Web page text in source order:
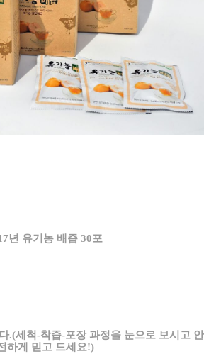
년 유기농 배즙 30포
.(세척-착즙-포장 과정을 눈으로 보시고 안
하게 믿고 드세요!)